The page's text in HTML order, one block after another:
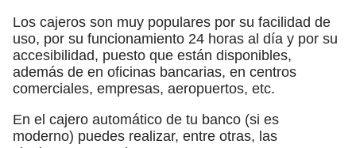
Los cajeros son muy populares por su facilidad de
uso, por su funcionamiento 24 horas al día y por su
accesibilidad, puesto que están disponibles,
además de en oficinas bancarias, en centros
comerciales, empresas, aeropuertos, etc.
En el cajero automático de tu banco (si es
moderno) puedes realizar, entre otras, las